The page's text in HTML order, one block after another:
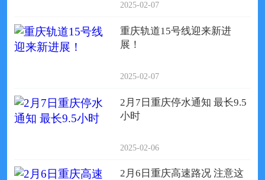
2025-02-07
重庆轨道15号线迎来新进
展！
2025-02-07
2月7日重庆停水通知 最长9.5
小时
2025-02-06
2月6日重庆高速路况 注意这